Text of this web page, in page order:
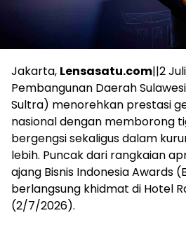
Jakarta, Lensasatu.com||2
Pembangunan Daerah
Sultra) menorehkan prestasi
nasional dengan memborong
bergengsi sekaligus dalam
lebih. Puncak dari rangkaian
ajang Bisnis Indonesia Awards
berlangsung khidmat di Hotel
(2/7/2026).